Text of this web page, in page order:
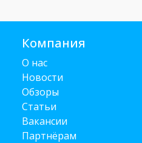
Компания
О нас
Новости
Обзоры
Статьи
Вакансии
Партнёрам